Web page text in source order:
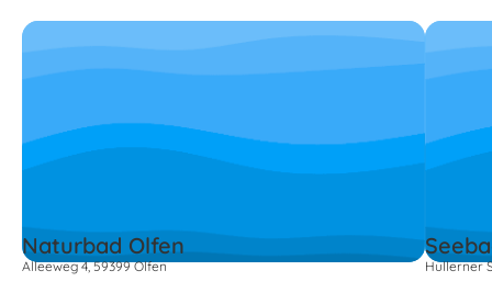
Naturbad Olfen
Alleeweg 4, 59399 Olfen Hullerner